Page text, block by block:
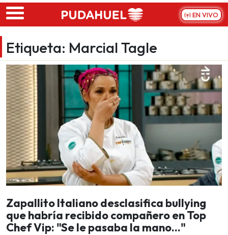
Skip to main content
EN VIVO
Etiqueta: Marcial Tagle
Zapallito Italiano desclasifica bullying
que habría recibido compañero en Top
Chef Vip: "Se le pasaba la mano..."